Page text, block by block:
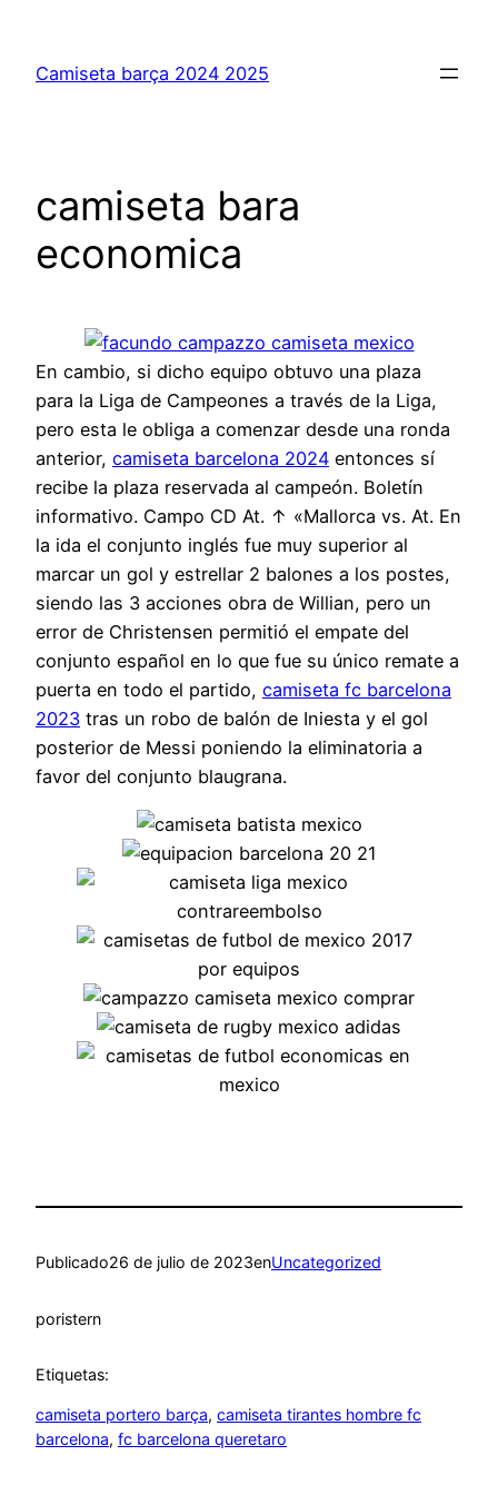
contenido
Camiseta barça 2024 2025
camiseta bara
economica
En cambio, si dicho equipo obtuvo una plaza
para la Liga de Campeones a través de la Liga,
pero esta le obliga a comenzar desde una ronda
anterior, camiseta barcelona 2024 entonces sí
recibe la plaza reservada al campeón. Boletín
informativo. Campo CD At. ↑ «Mallorca vs. At. En
la ida el conjunto inglés fue muy superior al
marcar un gol y estrellar 2 balones a los postes,
siendo las 3 acciones obra de Willian, pero un
error de Christensen permitió el empate del
conjunto español en lo que fue su único remate a
puerta en todo el partido, camiseta fc barcelona
2023 tras un robo de balón de Iniesta y el gol
posterior de Messi poniendo la eliminatoria a
favor del conjunto blaugrana.
Publicado26 de julio de 2023enUncategorized
poristern
Etiquetas:
camiseta portero barça, camiseta tirantes hombre fc
barcelona, fc barcelona queretaro